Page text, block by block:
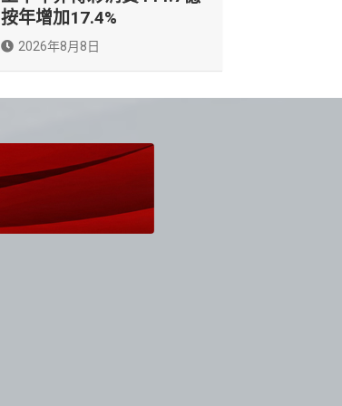
按年增加17.4%
2026年8月8日